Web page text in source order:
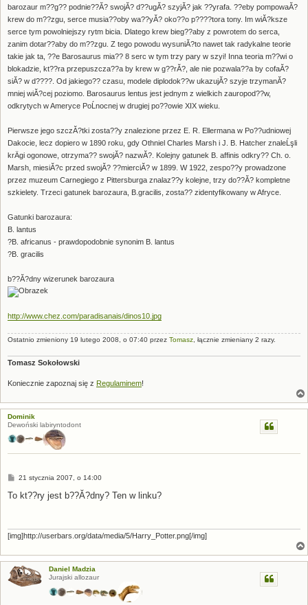
barozaur m??g?? podnie??Ă? swojĂ? d??ugĂ? szyjĂ? jak ??yrafa. ??eby pompowaĂ?
krew do m??zgu, serce musia??oby wa??yĂ? oko??o p????tora tony. Im wiĂ?ksze
serce tym powolniejszy rytm bicia. Dlatego krew bieg??aby z powrotem do serca,
zanim dotar??aby do m??zgu. Z tego powodu wysuniĂ?to nawet tak radykalne teorie
takie jak ta, ??e Barosaurus mia?? 8 serc w tym trzy pary w szyi! Inna teoria m??wi o
blokadzie, kt??ra przepuszcza??a by krew w g??rĂ?, ale nie pozwala??a by cofaĂ?
siĂ? w d????. Od jakiego?? czasu, modele diplodok??w ukazujĂ? szyje trzymanĂ?
mniej wiĂ?cej poziomo. Barosaurus lentus jest jednym z wielkich zauropod??w,
odkrytych w Ameryce PoĹnocnej w drugiej po??owie XIX wieku.
Pierwsze jego szczĂ?tki zosta??y znalezione przez E. R. Ellermana w Po??udniowej
Dakocie, lecz dopiero w 1890 roku, gdy Othniel Charles Marsh i J. B. Hatcher znaleĹşli
krÄgi ogonowe, otrzyma?? swojĂ? nazwĂ?. Kolejny gatunek B. affinis odkry?? Ch. o.
Marsh, miesiĂ?c przed swojĂ? ??mierciĂ? w 1899. W 1922, zespo??y prowadzone
przez muzeum Carnegiego z Pittersburga znalaz??y kolejne, trzy do??Ă? kompletne
szkielety. Trzeci gatunek barozaura, B.gracilis, zosta?? zidentyfikowany w Afryce.
Gatunki barozaura:
B. lantus
?B. africanus - prawdopodobnie synonim B. lantus
?B. gracilis
b??Ă?dny wizerunek barozaura
http://www.chez.com/paradisanais/dinos10.jpg
Ostatnio zmieniony 19 lutego 2008, o 07:40 przez Tomasz , łącznie zmieniany 2 razy.
Tomasz Sokołowski
Koniecznie zapoznaj się z Regulaminem!
Dominik
Dewoński labiryntodont
P
s
21 stycznia 2007, o 14:00
To kt??ry jest b??Ă?dny? Ten w linku?
[img]http://userbars.org/data/media/5/Harry_Potter.png[/img]
Daniel Madzia
Jurajski allozaur